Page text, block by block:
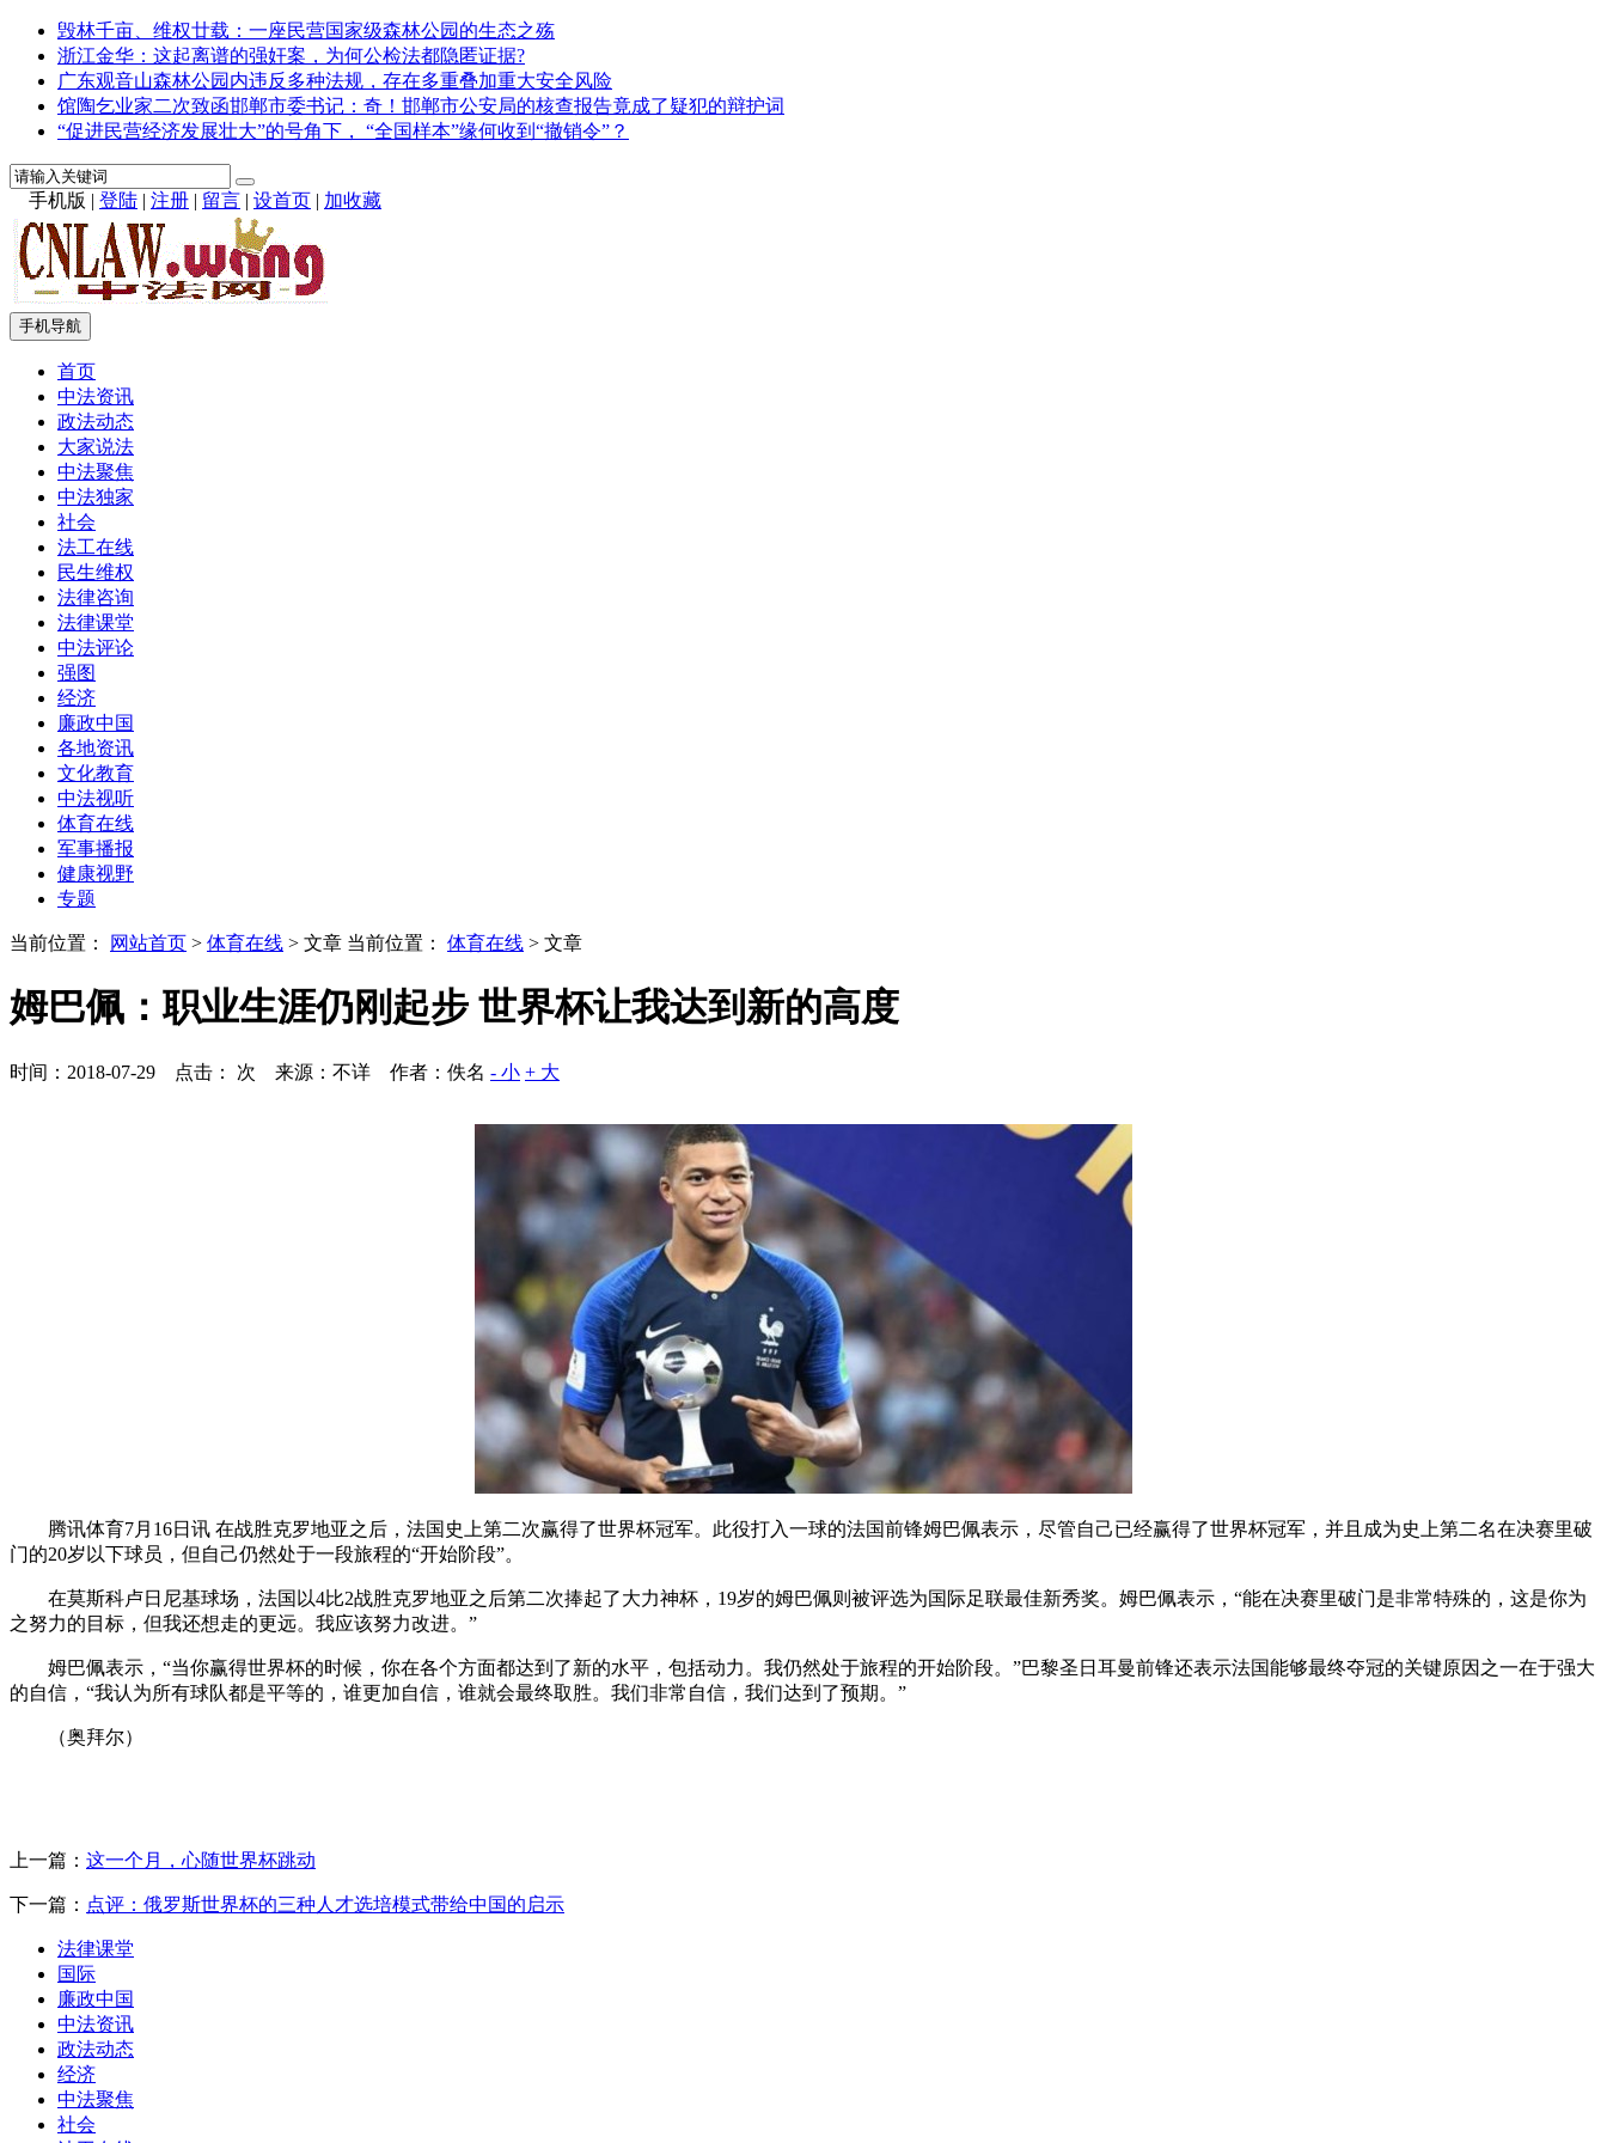
毁林千亩、维权廿载：一座民营国家级森林公园的生态之殇
浙江金华：这起离谱的强奸案，为何公检法都隐匿证据?
广东观音山森林公园内违反多种法规，存在多重叠加重大安全风险
馆陶乞业家二次致函邯郸市委书记：奇！邯郸市公安局的核查报告竟成了疑犯的辩护词
“促进民营经济发展壮大”的号角下， “全国样本”缘何收到“撤销令”？
手机版 | 登陆 | 注册 | 留言 | 设首页 | 加收藏
手机导航
首页
中法资讯
政法动态
大家说法
中法聚焦
中法独家
社会
法工在线
民生维权
法律咨询
法律课堂
中法评论
强图
经济
廉政中国
各地资讯
文化教育
中法视听
体育在线
军事播报
健康视野
专题
当前位置： 网站首页 > 体育在线 > 文章 当前位置： 体育在线 > 文章
姆巴佩：职业生涯仍刚起步 世界杯让我达到新的高度
时间：2018-07-29 点击： 次 来源：不详 作者：佚名 - 小 + 大
腾讯体育7月16日讯 在战胜克罗地亚之后，法国史上第二次赢得了世界杯冠军。此役打入一球的法国前锋姆巴佩表示，尽管自己已经赢得了世界杯冠军，并且成为史上第二名在决赛里破
门的20岁以下球员，但自己仍然处于一段旅程的“开始阶段”。
在莫斯科卢日尼基球场，法国以4比2战胜克罗地亚之后第二次捧起了大力神杯，19岁的姆巴佩则被评选为国际足联最佳新秀奖。姆巴佩表示，“能在决赛里破门是非常特殊的，这是你为
之努力的目标，但我还想走的更远。我应该努力改进。”
姆巴佩表示，“当你赢得世界杯的时候，你在各个方面都达到了新的水平，包括动力。我仍然处于旅程的开始阶段。”巴黎圣日耳曼前锋还表示法国能够最终夺冠的关键原因之一在于强大
的自信，“我认为所有球队都是平等的，谁更加自信，谁就会最终取胜。我们非常自信，我们达到了预期。”
（奥拜尔）
上一篇： 这一个月，心随世界杯跳动
下一篇： 点评：俄罗斯世界杯的三种人才选培模式带给中国的启示
法律课堂
国际
廉政中国
中法资讯
政法动态
经济
中法聚焦
社会